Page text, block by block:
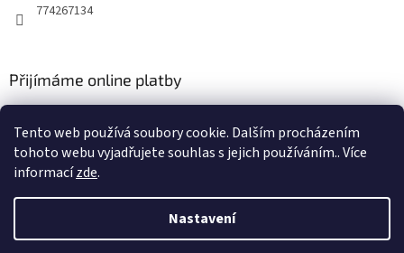
Tento web používá soubory cookie. Dalším procházením
tohoto webu vyjadřujete souhlas s jejich používáním.. Více
informacízde.
Nastavení
774267134
Přijímáme online platby